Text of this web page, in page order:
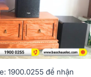
1900.0255 để nhận